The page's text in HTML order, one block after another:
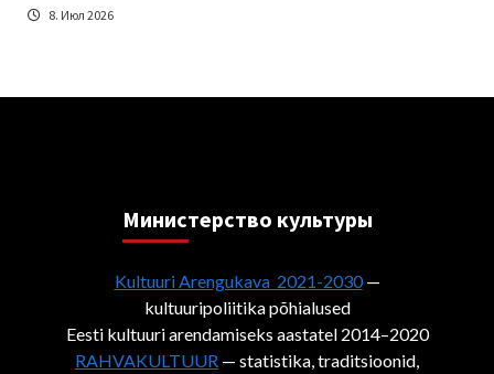
8. Июл 2026
Министерствo культуры
Kultuuri Arengukava 2021-2030—
kultuuripoliitika põhialused
Eesti kultuuri arendamiseks aastatel 2014–2020
RAHVAKULTUUR — statistika, traditsioonid,